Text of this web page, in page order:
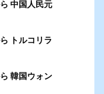
中国人民元
トルコリラ
韓国ウォン